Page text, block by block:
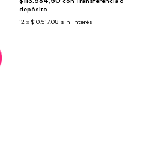
depósito
12 x$10.517,08 sin interés